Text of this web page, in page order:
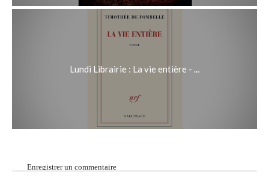
Lundi Librairie : La vie entière - ...
Enregistrer un commentaire